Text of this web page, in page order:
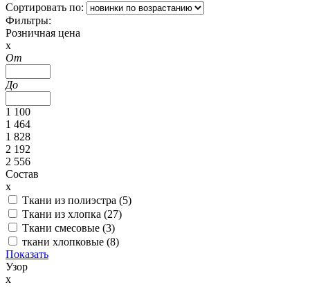
Сортировать по:
Фильтры:
Розничная цена
x
От
До
1 100
1 464
1 828
2 192
2 556
Состав
x
Ткани из полиэстра (5)
Ткани из хлопка (27)
Ткани смесовые (3)
ткани хлопковые (8)
Показать
Узор
x